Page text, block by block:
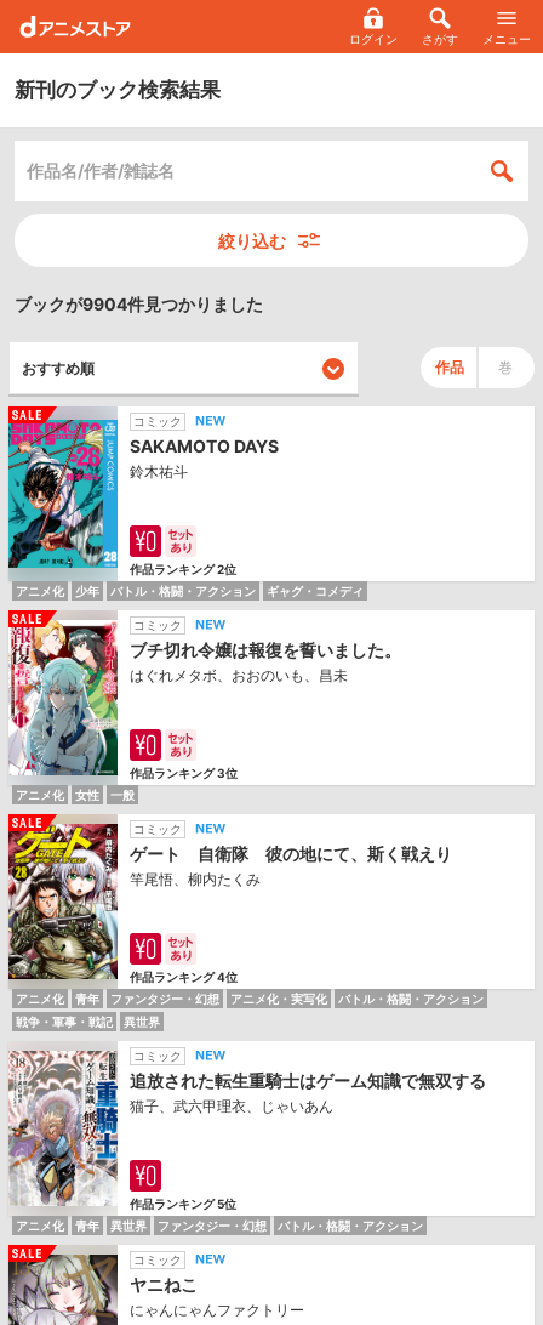
ログイン さがす メニュー
新刊のブック検索結果
絞り込む
ブックが9904件見つかりました
作品 巻
コミック
SAKAMOTO DAYS
鈴木祐斗
作品ランキング 2位
アニメ化
少年 バトル・格闘・アクション ギャグ・コメディ
コミック
ブチ切れ令嬢は報復を誓いました。
はぐれメタボ、おおのいも、昌未
作品ランキング 3位
アニメ化
女性 一般
コミック
ゲート 自衛隊 彼の地にて、斯く戦えり
竿尾悟、柳内たくみ
作品ランキング 4位
アニメ化
青年 ファンタジー・幻想 アニメ化・実写化
バトル・格闘・アクション
戦争・軍事・戦記
異世界
コミック
追放された転生重騎士はゲーム知識で無双する
猫子、武六甲理衣、じゃいあん
作品ランキング 5位
アニメ化
青年 異世界 ファンタジー・幻想 バトル・格闘・アクション
コミック
ヤニねこ
にゃんにゃんファクトリー